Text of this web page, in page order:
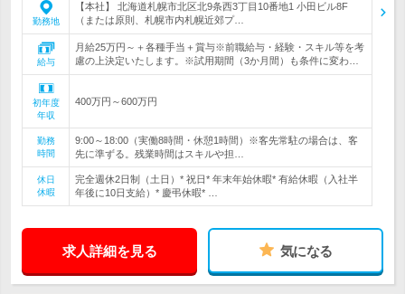
勤務地
【本社】 北海道札幌市北区北9条西3丁目10番地1 小田ビル8F
（または原則、札幌市内札幌近郊プ…
給与
月給25万円～＋各種手当＋賞与※前職給与・経験・スキル等を考
慮の上決定いたします。※試用期間（3か月間）も条件に変わ…
初年度
年収
400万円～600万円
勤務
時間
9:00～18:00（実働8時間・休憩1時間）※客先常駐の場合は、客
先に準ずる。残業時間はスキルや担…
休日
休暇
完全週休2日制（土日）* 祝日* 年末年始休暇* 有給休暇（入社半
年後に10日支給）* 慶弔休暇* …
求人詳細を見る 気になる